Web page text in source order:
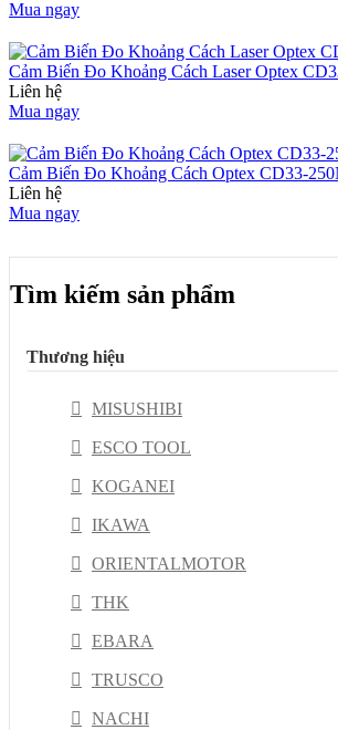
Mua ngay
Cảm Biến Đo Khoảng Cách Laser Optex
Liên hệ
Mua ngay
Cảm Biến Đo Khoảng Cách Optex CD33-
Liên hệ
Mua ngay
Tìm kiếm sản phẩm
Thương hiệu
MISUSHIBI
ESCO TOOL
KOGANEI
IKAWA
ORIENTALMOTOR
THK
EBARA
TRUSCO
NACHI